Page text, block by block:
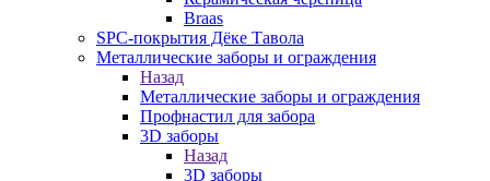
Braas
SPC-покрытия Дёке Тавола
Металлические заборы и ограждения
Назад
Металлические заборы и ограждения
Профнастил для забора
3D заборы
Назад
3D заборы